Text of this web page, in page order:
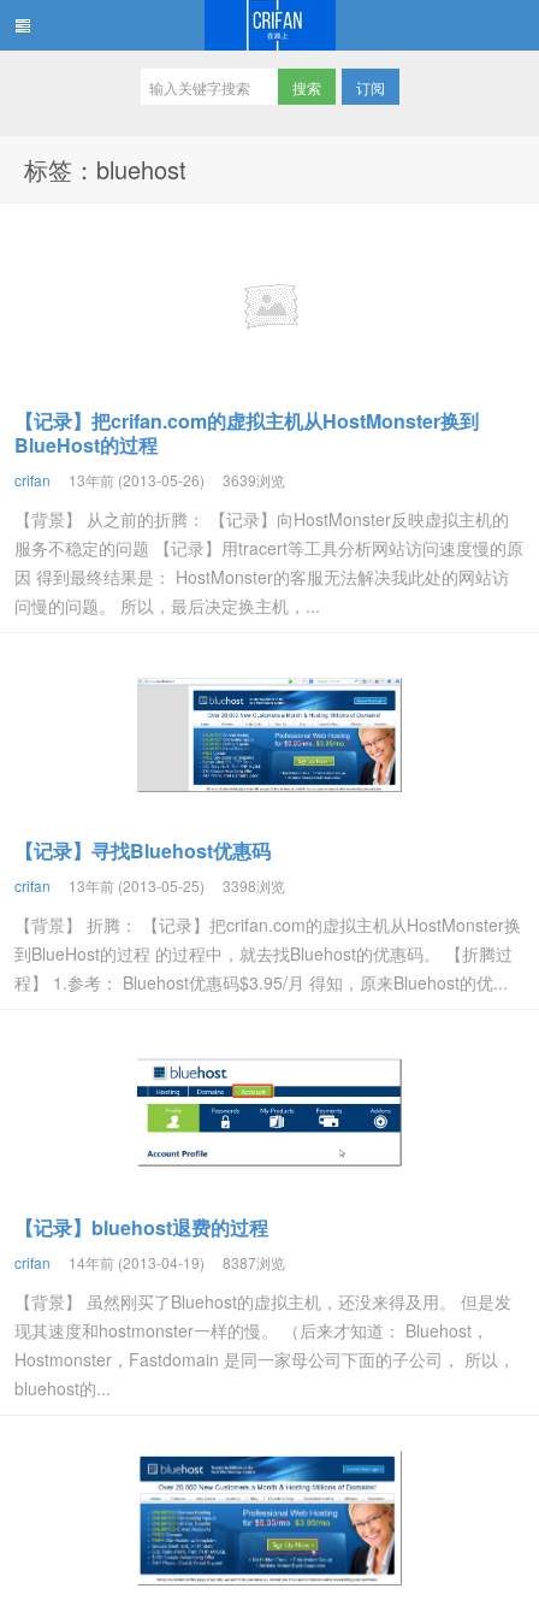
订阅
标签：bluehost
【记录】把crifan.com的虚拟主机从HostMonster换到
BlueHost的过程
crifan 13年前 (2013-05-26) 3639浏览
【背景】 从之前的折腾： 【记录】向HostMonster反映虚拟主机的
服务不稳定的问题 【记录】用tracert等工具分析网站访问速度慢的原
因 得到最终结果是： HostMonster的客服无法解决我此处的网站访
问慢的问题。 所以，最后决定换主机，...
【记录】寻找Bluehost优惠码
crifan 13年前 (2013-05-25) 3398浏览
【背景】 折腾： 【记录】把crifan.com的虚拟主机从HostMonster换
到BlueHost的过程 的过程中，就去找Bluehost的优惠码。 【折腾过
程】 1.参考： Bluehost优惠码$3.95/月 得知，原来Bluehost的优...
【记录】bluehost退费的过程
crifan 14年前 (2013-04-19) 8387浏览
【背景】 虽然刚买了Bluehost的虚拟主机，还没来得及用。 但是发
现其速度和hostmonster一样的慢。 （后来才知道： Bluehost，
Hostmonster，Fastdomain 是同一家母公司下面的子公司， 所以，
bluehost的...